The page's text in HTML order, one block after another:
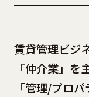
賃貸管理ビジ
「仲介業」を
「管理/プロ